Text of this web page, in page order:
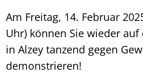
Am Freitag, 14. Februar
Uhr) können Sie wieder
in Alzey tanzend gegen
demonstrieren!